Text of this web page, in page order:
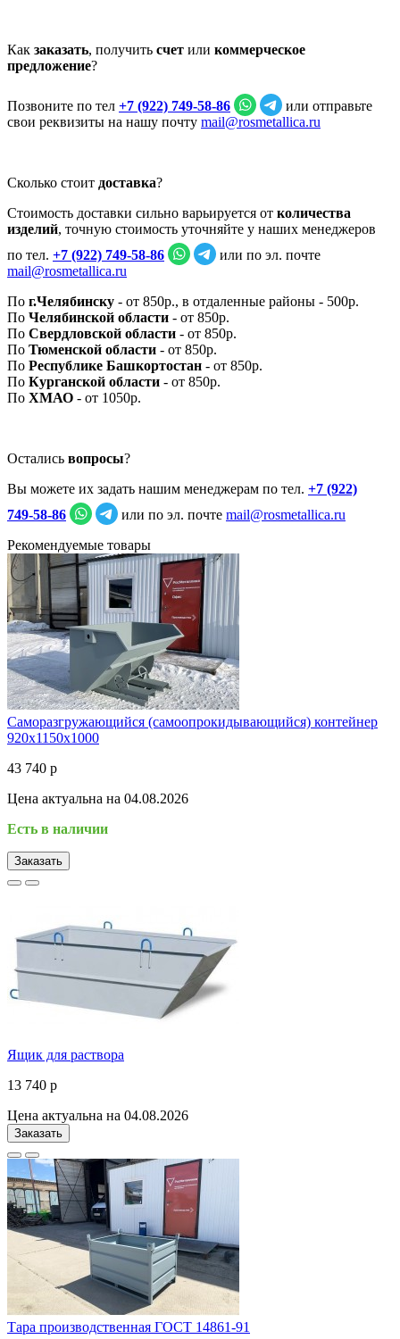
Как заказать, получить счет или коммерческое
предложение?
Позвоните по тел +7 (922) 749‑58‑86
или отправьте
свои реквизиты на нашу почту mail@rosmetallica.ru
Сколько стоит доставка?
Стоимость доставки сильно варьируется от количества
изделий, точную стоимость уточняйте у наших менеджеров
по тел. +7 (922) 749‑58‑86
или по эл. почте
mail@rosmetallica.ru
По г.Челябинску - от 850р., в отдаленные районы - 500р.
По Челябинской области - от 850р.
По Свердловской области - от 850р.
По Тюменской области - от 850р.
По Республике Башкортостан - от 850р.
По Курганской области - от 850р.
По ХМАО - от 1050р.
Остались вопросы?
Вы можете их задать нашим менеджерам по тел. +7 (922)
749‑58‑86
или по эл. почте mail@rosmetallica.ru
Рекомендуемые товары
Саморазгружающийся (самоопрокидывающийся) контейнер
920х1150х1000
43 740 р
Цена актуальна на 04.08.2026
Есть в наличии
Заказать
Ящик для раствора
13 740 р
Цена актуальна на 04.08.2026
Заказать
Тара производственная ГОСТ 14861-91